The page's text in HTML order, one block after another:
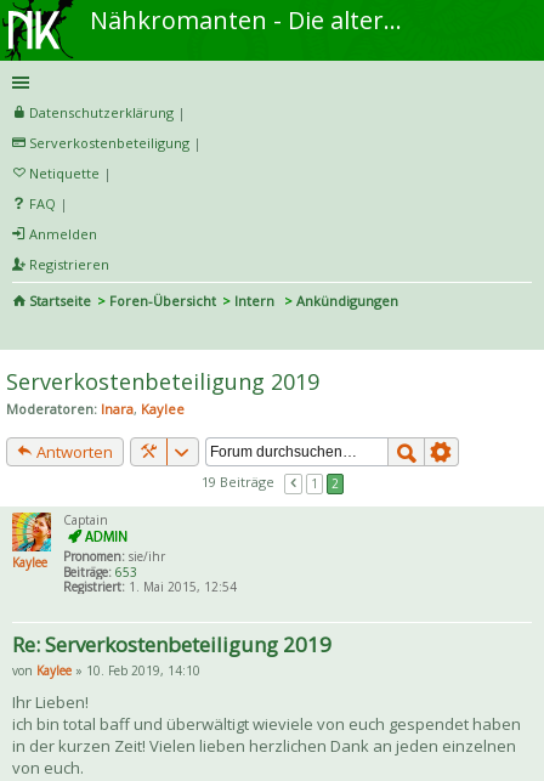
Nähkromanten - Die alternative Näh- und DIY-Community
Datenschutzerklärung |
Serverkostenbeteiligung |
Netiquette |
FAQ |
Anmelden
Registrieren
Startseite
Foren-Übersicht Intern
Ankündigungen
he
Serverkostenbeteiligung 2019
Moderatoren: Inara, Kaylee
Antworten
19 Beiträge 1 2
Kaylee
Captain
Pronomen: sie/ihr
Beiträge: 653
Registriert: 1. Mai 2015, 12:54
Re: Serverkostenbeteiligung 2019
von Kaylee » 10. Feb 2019, 14:10
Ihr Lieben!
ich bin total baff und überwältigt wieviele von euch gespendet haben
in der kurzen Zeit! Vielen lieben herzlichen Dank an jeden einzelnen
von euch.